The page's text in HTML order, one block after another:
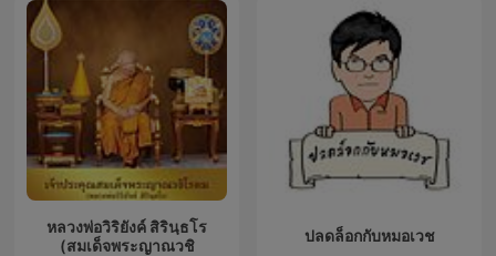
หลวงพ่อวิริยังค์ สิรินฺธโร
(สมเด็จพระญาณวชิ
ปลดล็อกกับหมอเวช